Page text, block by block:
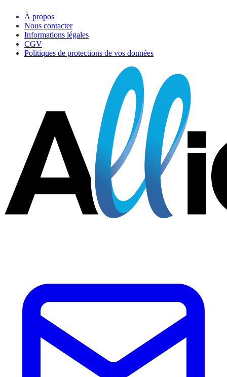
À propos
Nous contacter
Informations légales
CGV
Politiques de protections de vos données